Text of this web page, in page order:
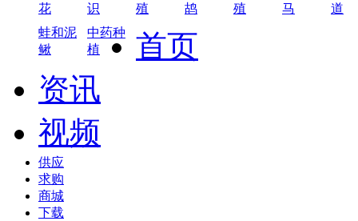
花
识
殖
鸪
殖
马
道
蛙和泥
鳅
中药种
植
首页
资讯
视频
供应
求购
商城
下载